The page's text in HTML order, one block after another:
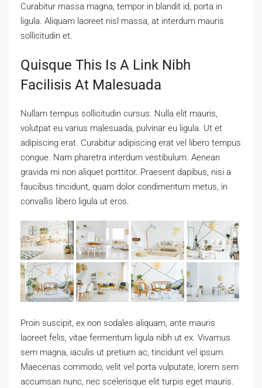
Curabitur massa magna, tempor in blandit id, porta in
ligula. Aliquam laoreet nisl massa, at interdum mauris
sollicitudin et.
Quisque This Is A Link Nibh
Facilisis At Malesuada
Nullam tempus sollicitudin cursus. Nulla elit mauris,
volutpat eu varius malesuada, pulvinar eu ligula. Ut et
adipiscing erat. Curabitur adipiscing erat vel libero tempus
congue. Nam pharetra interdum vestibulum. Aenean
gravida mi non aliquet porttitor. Praesent dapibus, nisi a
faucibus tincidunt, quam dolor condimentum metus, in
convallis libero ligula ut eros.
Proin suscipit, ex non sodales aliquam, ante mauris
laoreet felis, vitae fermentum ligula nibh ut ex. Vivamus
sem magna, iaculis ut pretium ac, tincidunt vel ipsum.
Maecenas commodo, velit vel porta vulputate, lorem sem
accumsan nunc, nec scelerisque elit turpis eget mauris.